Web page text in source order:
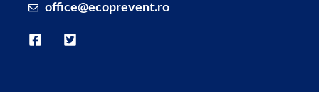
office@ecoprevent.ro